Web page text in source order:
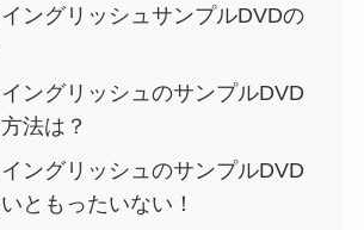
ングリッシュサンプルDVDの
ングリッシュのサンプルDVD
法は？
ングリッシュのサンプルDVD
ともったいない！